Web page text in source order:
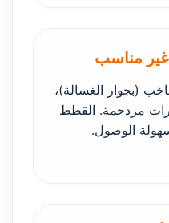
(بجوار الغسالة)،
مزدحمة. القطط
الوصول.